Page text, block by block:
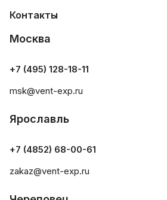
Контакты
Москва
+7 (495) 128-18-11
msk@vent-exp.ru
Ярославль
+7 (4852) 68-00-61
zakaz@vent-exp.ru